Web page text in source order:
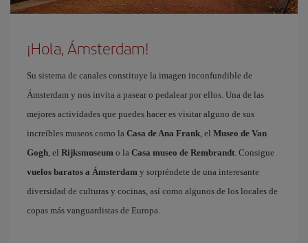
¡Hola, Ámsterdam!
Su sistema de canales constituye la imagen inconfundible de
Ámsterdam y nos invita a pasear o pedalear por ellos. Una de las
mejores actividades que puedes hacer es visitar alguno de sus
increíbles museos como la Casa de Ana Frank, el Museo de Van
Gogh, el Rijksmuseum o la Casa museo de Rembrandt. Consigue
vuelos baratos a Ámsterdam y sorpréndete de una interesante
diversidad de culturas y cocinas, así como algunos de los locales de
copas más vanguardistas de Europa.